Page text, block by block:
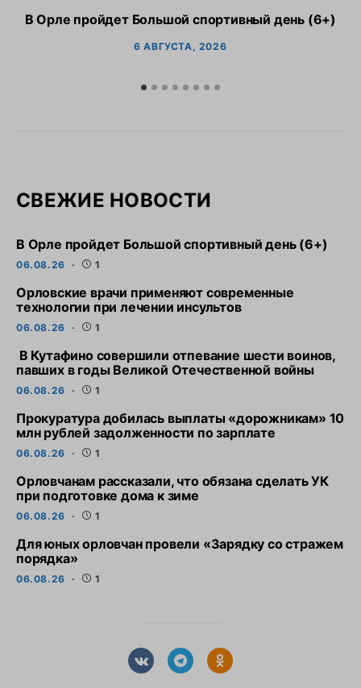
В Орле пройдет Большой спортивный день (6+)
6 АВГУСТА, 2026
СВЕЖИЕ НОВОСТИ
В Орле пройдет Большой спортивный день (6+)
06.08.26 1
Орловские врачи применяют современные
технологии при лечении инсультов
06.08.26 1
В Кутафино совершили отпевание шести воинов,
павших в годы Великой Отечественной войны
06.08.26 1
Прокуратура добилась выплаты «дорожникам» 10
млн рублей задолженности по зарплате
06.08.26 1
Орловчанам рассказали, что обязана сделать УК
при подготовке дома к зиме
06.08.26 1
Для юных орловчан провели «Зарядку со стражем
порядка»
06.08.26 1